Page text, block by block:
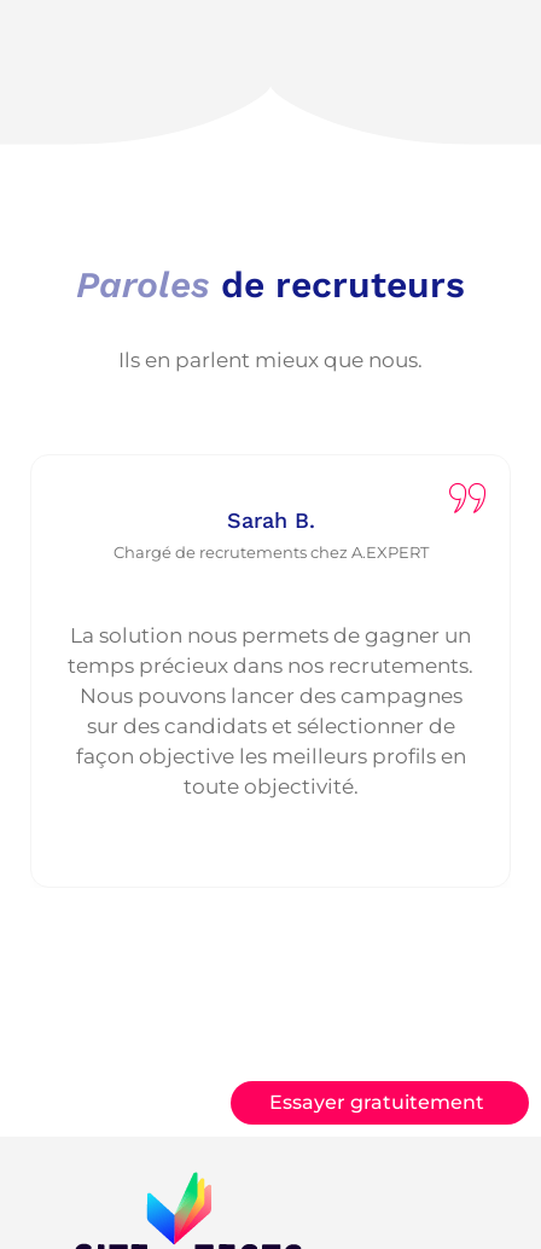
Paroles de recruteurs
Ils en parlent mieux que nous.
Sarah B.
Chargé de recrutements chez A.EXPERT
La solution nous permets de gagner un
temps précieux dans nos recrutements.
Nous pouvons lancer des campagnes
sur des candidats et sélectionner de
façon objective les meilleurs profils en
toute objectivité.
Essayer gratuitement